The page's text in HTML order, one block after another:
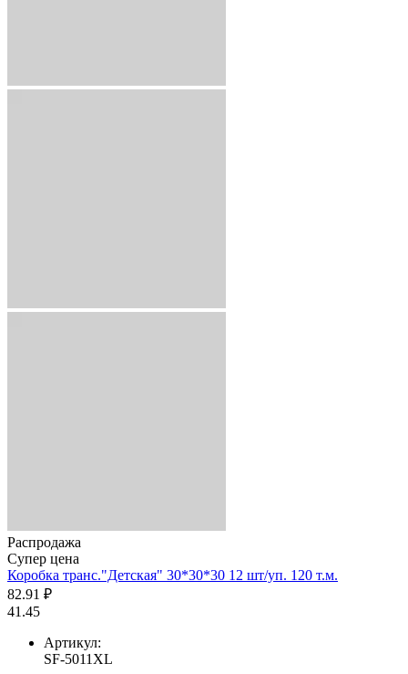
Распродажа
Супер цена
Коробка транс."Детская" 30*30*30 12 шт/уп. 120 т.м.
82.91 ₽
41.45
Артикул:
SF-5011XL